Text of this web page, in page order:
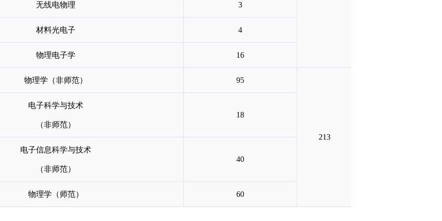
无线电物理 3
材料光电子 4
物理电子学 16
物理学（非师范） 95
213
电子科学与技术
（非师范）
18
电子信息科学与技术
（非师范）
40
物理学（师范） 60